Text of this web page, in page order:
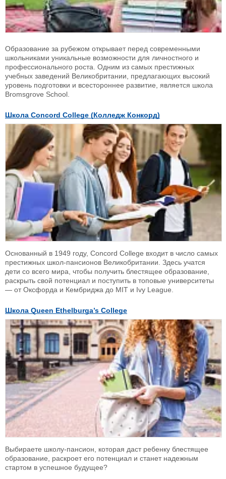
Образование за рубежом открывает перед современными
школьниками уникальные возможности для личностного и
профессионального роста. Одним из самых престижных
учебных заведений Великобритании, предлагающих высокий
уровень подготовки и всестороннее развитие, является школа
Bromsgrove School.
Школа Concord College (Колледж Конкорд)
Основанный в 1949 году, Concord College входит в число самых
престижных школ-пансионов Великобритании. Здесь учатся
дети со всего мира, чтобы получить блестящее образование,
раскрыть свой потенциал и поступить в топовые университеты
— от Оксфорда и Кембриджа до MIT и Ivy League.
Школа Queen Ethelburga’s College
Выбираете школу-пансион, которая даст ребенку блестящее
образование, раскроет его потенциал и станет надежным
стартом в успешное будущее?